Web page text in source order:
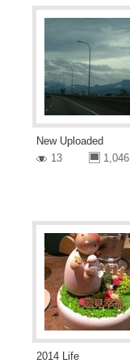
New Uploaded
13
1,046
2014 Life